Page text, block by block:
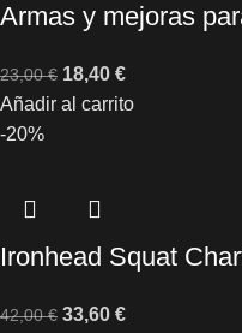
Armas y mejoras
23,00€ 18,40 €
Añadir al carrito
-20%
Ironhead Squat
42,00€ 33,60 €